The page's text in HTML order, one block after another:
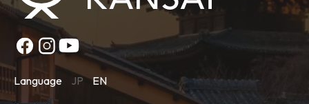
Language JP EN